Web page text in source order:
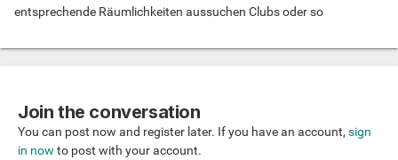
entsprechende Räumlichkeiten aussuchen Clubs oder so
Join the conversation
You can post now and register later. If you have an account, sign
in now to post with your account.